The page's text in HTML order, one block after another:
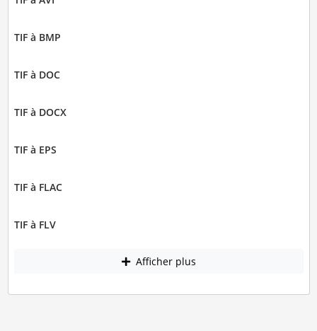
TIF à BMP
TIF à DOC
TIF à DOCX
TIF à EPS
TIF à FLAC
TIF à FLV
Afficher plus